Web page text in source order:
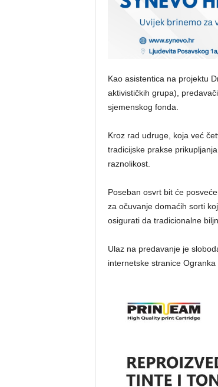
Kao asistentica na projektu
aktivističkih grupa),
sjemenskog fonda.
Kroz rad udruge, koja već
tradicijske prakse
raznolikost.
Poseban osvrt bit će
za očuvanje domaćih sorti
osigurati da tradicionalne
Ulaz na predavanje je
internetske stranice